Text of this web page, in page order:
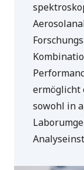
ermöglicht
sowohl in